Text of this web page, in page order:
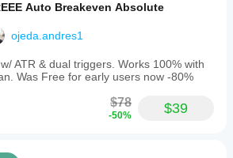
Auto Breakeven Absolute
ojeda.andres1
ATR & dual triggers. Works 100% with
Was Free for early users now -80%
$78
-50% $39